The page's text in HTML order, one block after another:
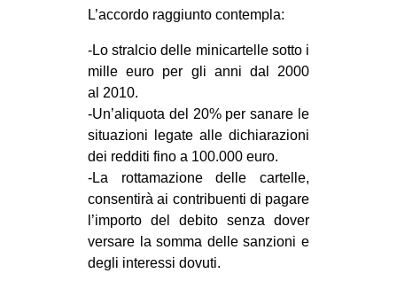
DIRITTO ALL’ABITARE
MIGRAZIONI
REPRESSIONE
STUDENTI
CULTURE
ARTE
CINEMA
L’accordo raggiunto contempla:
-Lo stralcio delle minicartelle sotto i
mille euro per gli anni dal 2000
al 2010.
-Un’aliquota del 20% per sanare le
situazioni legate alle dichiarazioni
dei redditi fino a 100.000 euro.
-La rottamazione delle cartelle,
consentirà ai contribuenti di pagare
l’importo del debito senza dover
versare la somma delle sanzioni e
degli interessi dovuti.